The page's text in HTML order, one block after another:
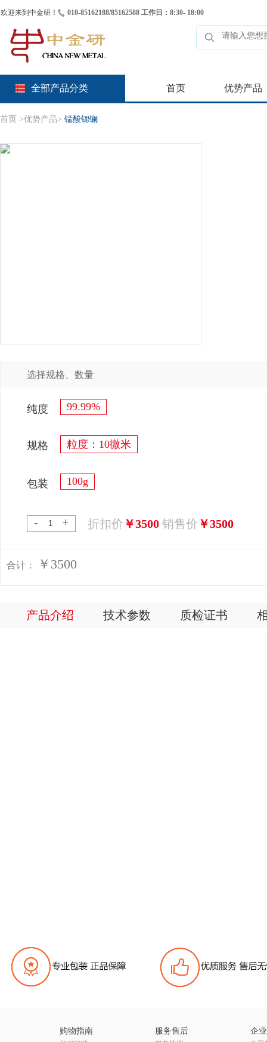
欢迎来到中金研！ 010-85162188/85162588 工作日：8:30- 18:00
全部产品分类 首页 优势产品
首页 >优势产品> 锰酸锶镧
选择规格、数量
纯度 99.99%
规格 粒度：10微米
包装 100g
- + 折扣价 ￥3500 销售价 ￥3500
合计： ￥3500
产品介绍 技术参数 质检证书
购物指南 服务售后 企